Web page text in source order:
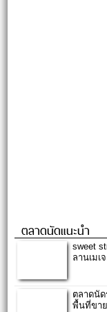
ตลาดนัดแนะนำ
sweet
ลานเมเ
ตลาดนั
พื้นที่ขา